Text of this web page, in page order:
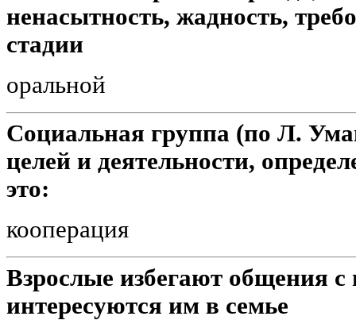
ненасытность, жадность,
стадии
оральной
Социальная группа (по Л.
целей и деятельности,
это:
кооперация
Взрослые избегают общения с
интересуются им в семье